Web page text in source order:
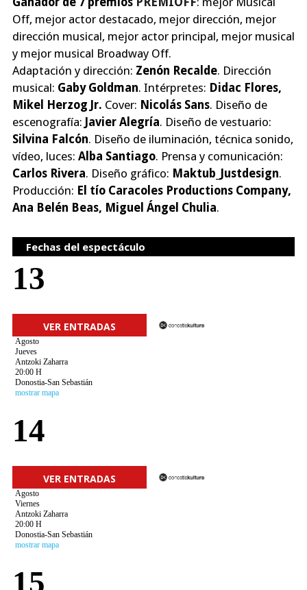
Off, mejor actor destacado, mejor dirección, mejor
dirección musical, mejor actor principal, mejor musical
y mejor musical Broadway Off.
Adaptación y dirección: Zenón Recalde. Dirección
musical: Gaby Goldman. Intérpretes: Didac Flores,
Mikel Herzog Jr. Cover: Nicolás Sans. Diseño de
escenografía: Javier Alegría. Diseño de vestuario:
Silvina Falcón. Diseño de iluminación, técnica sonido,
vídeo, luces: Alba Santiago. Prensa y comunicación:
Carlos Rivera. Diseño gráfico: Maktub_Justdesign.
Producción: El tío Caracoles Productions Company,
Ana Belén Beas, Miguel Ángel Chulia.
Fechas del espectáculo
13
VER ENTRADAS
Agosto
Jueves
Antzoki Zaharra
20:00 H
Donostia-San Sebastián
mostrar mapa
14
VER ENTRADAS
Agosto
Viernes
Antzoki Zaharra
20:00 H
Donostia-San Sebastián
mostrar mapa
15